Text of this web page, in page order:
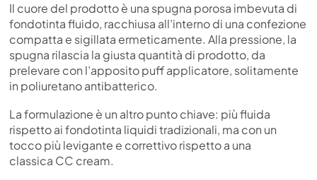
Il cuore del prodotto è una spugna porosa imbevuta di
fondotinta fluido, racchiusa all’interno di una confezione
compatta e sigillata ermeticamente. Alla pressione, la
spugna rilascia la giusta quantità di prodotto, da
prelevare con l’apposito puff applicatore, solitamente
in poliuretano antibatterico.
La formulazione è un altro punto chiave: più fluida
rispetto ai fondotinta liquidi tradizionali, ma con un
tocco più levigante e correttivo rispetto a una
classica CC cream.